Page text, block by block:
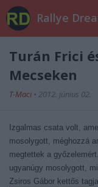
Turán Frici
Mecseken
T-Maci • 2012. június 02.
Izgalmas csata volt,
mosolygott, méghozzá
megtettek a
ugyanúgy mosolygott,
Zsiros Gábor kettős